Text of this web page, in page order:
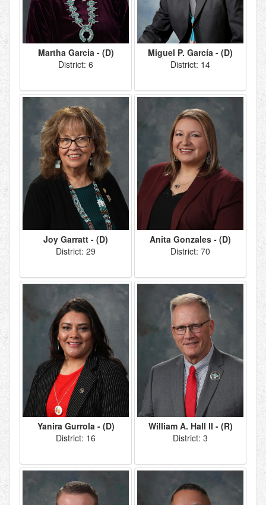
Martha Garcia - (D)
District: 6
Miguel P. García - (D)
District: 14
Joy Garratt - (D)
District: 29
Anita Gonzales - (D)
District: 70
Yanira Gurrola - (D)
District: 16
William A. Hall II - (R)
District: 3